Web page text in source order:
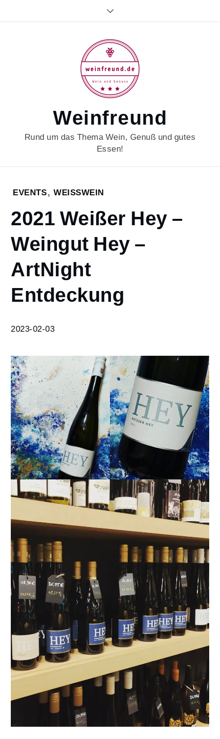
Weinfreund
Rund um das Thema Wein, Genuß und gutes
Essen!
Home
Februar
2021
Weißer Hey
– Weingut
Hey –
ArtNight
Entdeckung
EVENTS, WEISSWEIN
2021 Weißer Hey –
Weingut Hey –
ArtNight
Entdeckung
2023-02-03